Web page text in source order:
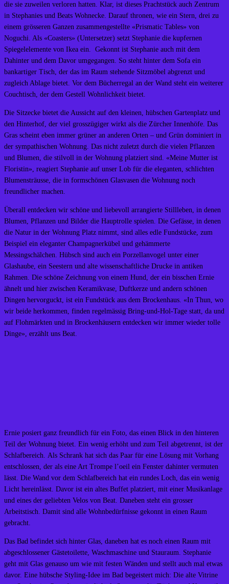
die sie zuweilen verloren hatten. Klar, ist dieses Prachtstück auch Zentrum
in Stephanies und Beats Wohnecke. Darauf thronen, wie ein Stern, drei zu
einem grösseren Ganzen zusammengestellte «Prismatic Tables» von
Noguchi. Als «Coasters» (Untersetzer) setzt Stephanie die kupfernen
Spiegelelemente von Ikea ein. Gekonnt ist Stephanie auch mit dem
Dahinter und dem Davor umgegangen. So steht hinter dem Sofa ein
bankartiger Tisch, der das im Raum stehende Sitzmöbel abgrenzt und
zugleich Ablage bietet. Vor dem Bücherregal an der Wand steht ein weiterer
Couchtisch, der dem Gestell Wohnlichkeit bietet.
Die Sitzecke bietet die Aussicht auf den kleinen, hübschen Gartenplatz und
den Hinterhof, der viel grosszügiger wirkt als die Zürcher Innenhöfe. Das
Gras scheint eben immer grüner an anderen Orten – und Grün dominiert in
der sympathischen Wohnung. Das nicht zuletzt durch die vielen Pflanzen
und Blumen, die stilvoll in der Wohnung platziert sind. «Meine Mutter ist
Floristin», reagiert Stephanie auf unser Lob für die eleganten, schlichten
Blumensträusse, die in formschönen Glasvasen die Wohnung noch
freundlicher machen.
Überall entdecken wir schöne und liebevoll arrangierte Stillleben, in denen
Blumen, Pflanzen und Bilder die Hauptrolle spielen. Die Gefässe, in denen
die Natur in der Wohnung Platz nimmt, sind alles edle Fundstücke, zum
Beispiel ein eleganter Champagnerkübel und gehämmerte
Messingschälchen. Hübsch sind auch ein Porzellanvogel unter einer
Glashaube, ein Seestern und alte wissenschaftliche Drucke in antiken
Rahmen. Die schöne Zeichnung von einem Hund, der ein bisschen Ernie
ähnelt und hier zwischen Keramikvase, Duftkerze und andern schönen
Dingen hervorguckt, ist ein Fundstück aus dem Brockenhaus. «In Thun, wo
wir beide herkommen, finden regelmässig Bring-und-Hol-Tage statt, da und
auf Flohmärkten und in Brockenhäusern entdecken wir immer wieder tolle
Dinge», erzählt uns Beat.
Ernie posiert ganz freundlich für ein Foto, das einen Blick in den hinteren
Teil der Wohnung bietet. Ein wenig erhöht und zum Teil abgetrennt, ist der
Schlafbereich. Als Schrank hat sich das Paar für eine Lösung mit Vorhang
entschlossen, der als eine Art Trompe l’oeil ein Fenster dahinter vermuten
lässt. Die Wand vor dem Schlafbereich hat ein rundes Loch, das ein wenig
Licht hereinlässt. Davor ist ein altes Buffet platziert, mit einer Musikanlage
und eines der geliebten Velos von Beat. Daneben steht ein grosser
Arbeitstisch. Damit sind alle Wohnbedürfnisse gekonnt in einen Raum
gebracht.
Das Bad befindet sich hinter Glas, daneben hat es noch einen Raum mit
abgeschlossener Gästetoilette, Waschmaschine und Stauraum. Stephanie
geht mit Glas genauso um wie mit festen Wänden und stellt auch mal etwas
davor. Eine hübsche Styling-Idee im Bad begeistert mich: Die alte Vitrine